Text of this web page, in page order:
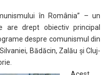
în România” – un
are drept obiectiv principal
despre comunismul din
Bădăcin, Zalău și Cluj-